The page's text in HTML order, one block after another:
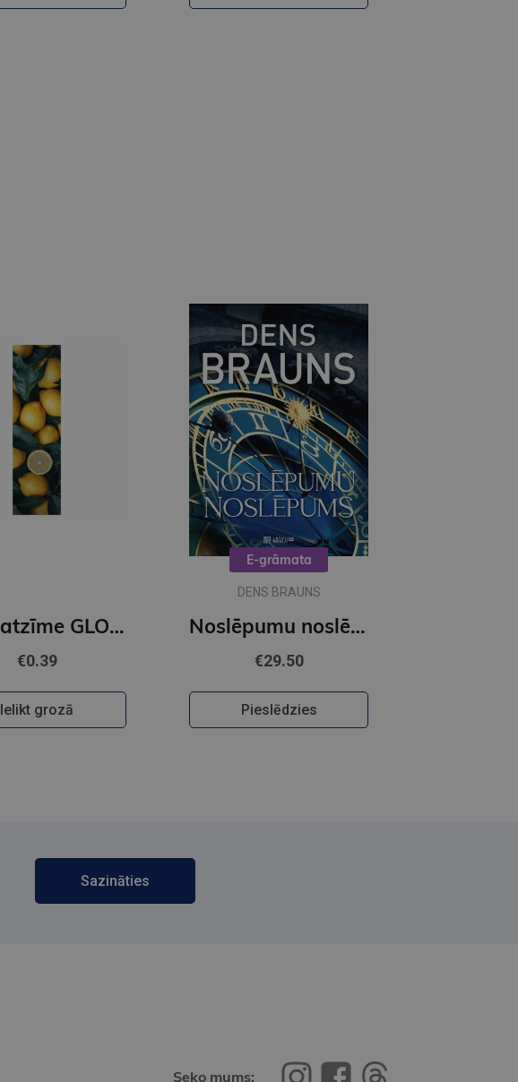
Grāmatzīme GLOBUSS - Citroni
€0.39
Ielikt grozā
E-grāmata
DENS BRAUNS
Noslēpumu noslēpums (e-grāmata)
€29.50
Pieslēdzies
Sazināties
Seko mums: